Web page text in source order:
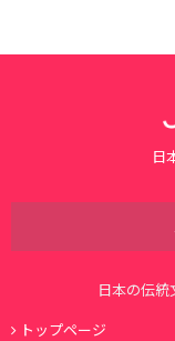
日
日本の伝
トップページ